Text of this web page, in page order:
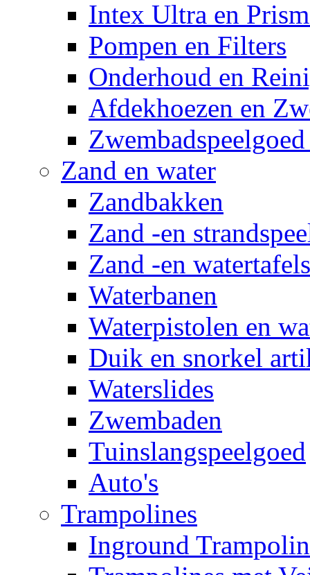
Intex Ultra en
Pompen en Filters
Onderhoud en
Afdekhoezen en
Zand en water
Zandbakken
Zand -en
Zand -en watertafels
Waterbanen
Waterpistolen en
Duik en snorkel
Waterslides
Zwembaden
Tuinslangspeelgoed
Auto's
Trampolines
Inground